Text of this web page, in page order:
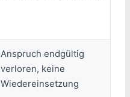
Anspruch endgültig
verloren, keine
Wiedereinsetzung